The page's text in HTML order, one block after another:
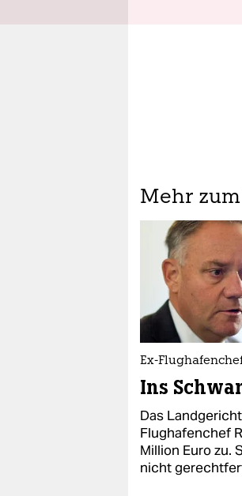
Mehr
Ex-
Ins
Das
Flughafenchef
Million Euro zu.
nicht